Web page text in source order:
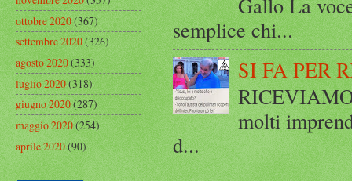
semplice chi...
SI FA PER
molti
d...
ottobre 2020(367)
settembre 2020(326)
agosto 2020(333)
luglio 2020(318)
giugno 2020(287)
maggio 2020(254)
aprile 2020(90)